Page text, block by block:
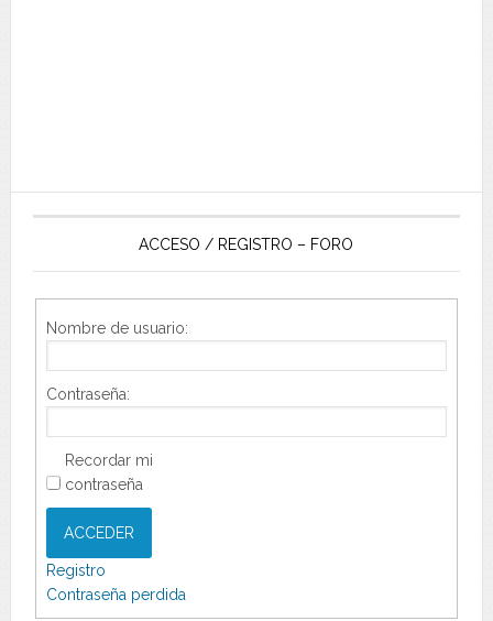
ACCESO / REGISTRO – FORO
Nombre de usuario:
Contraseña:
Recordar mi
contraseña
ACCEDER
Registro
Contraseña perdida